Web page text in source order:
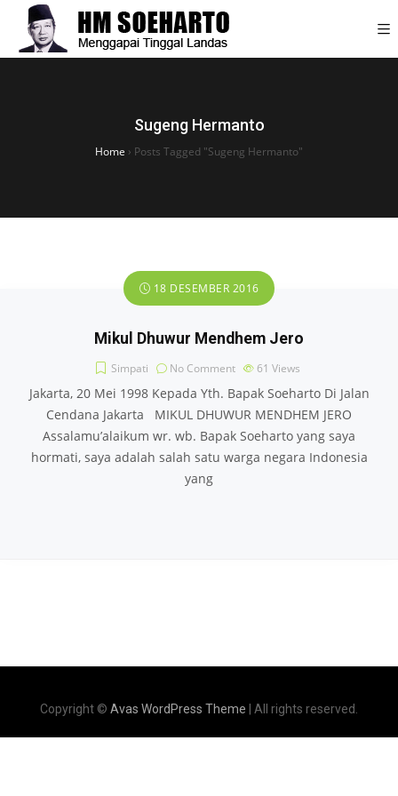
Sugeng Hermanto
Home › Posts Tagged "Sugeng Hermanto"
18 DESEMBER 2016
Mikul Dhuwur Mendhem Jero
Simpati No Comment 61 Views
Jakarta, 20 Mei 1998 Kepada Yth. Bapak Soeharto Di Jalan
Cendana Jakarta MIKUL DHUWUR MENDHEM JERO
Assalamu’alaikum wr. wb. Bapak Soeharto yang saya
hormati, saya adalah salah satu warga negara Indonesia
yang
Copyright © Avas WordPress Theme | All rights reserved.